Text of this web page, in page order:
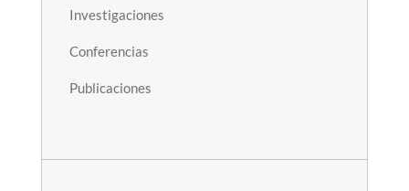
Investigaciones
Conferencias
Publicaciones